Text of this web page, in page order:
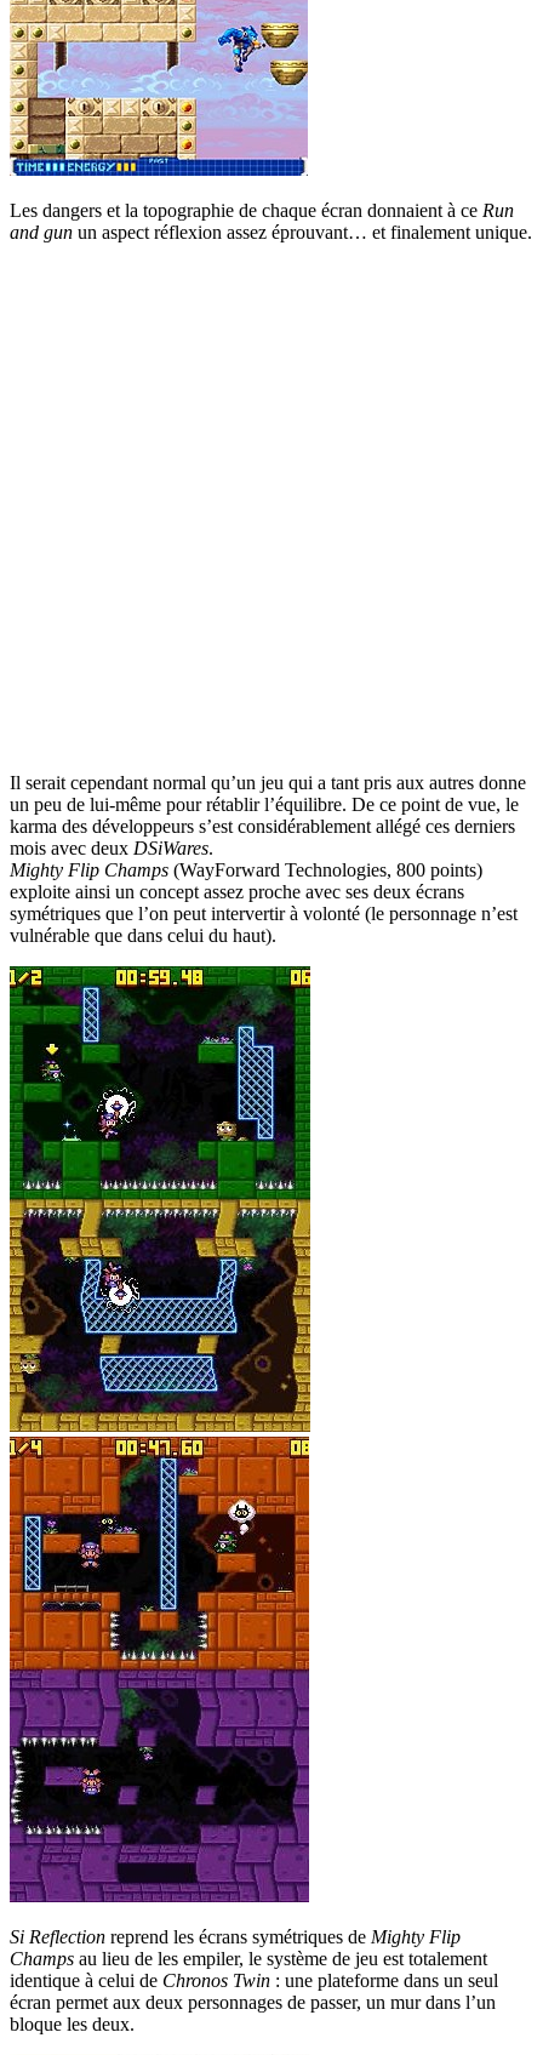
Les dangers et la topographie de chaque écran donnaient à ce Run
and gun un aspect réflexion assez éprouvant… et finalement unique.
Il serait cependant normal qu’un jeu qui a tant pris aux autres donne
un peu de lui-même pour rétablir l’équilibre. De ce point de vue, le
karma des développeurs s’est considérablement allégé ces derniers
mois avec deux DSiWares.
Mighty Flip Champs (WayForward Technologies, 800 points)
exploite ainsi un concept assez proche avec ses deux écrans
symétriques que l’on peut intervertir à volonté (le personnage n’est
vulnérable que dans celui du haut).
Si Reflection reprend les écrans symétriques de Mighty Flip
Champs au lieu de les empiler, le système de jeu est totalement
identique à celui de Chronos Twin : une plateforme dans un seul
écran permet aux deux personnages de passer, un mur dans l’un
bloque les deux.